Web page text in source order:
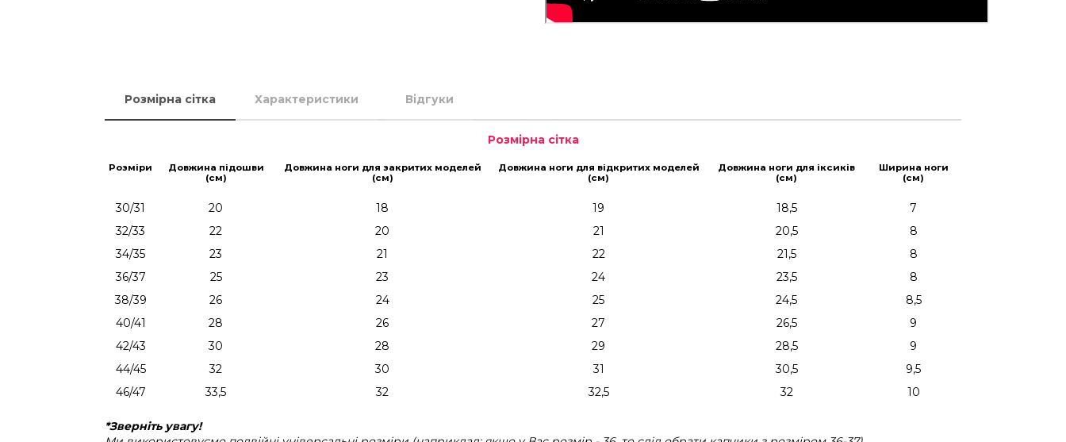
Розмірна сітка Характеристики Відгуки
Розмірна сітка
Розміри
Довжина підошви
(см)
Довжина ноги для закритих моделей
(см)
Довжина ноги для відкритих моделей
(см)
Довжина ноги для іксиків
(см)
Ширина ноги
(см)
30/31 20 18 19 18,5
7
32/33
22 20 21 20,5
8
34/35
23 21 22 21,5
8
36/37
25 23 24 23,5
8
38/39
26 24 25 24,5
8,5
40/41
28 26 27 26,5
9
42/43
30 28 29 28,5
9
44/45
32 30 31 30,5
9,5
46/47
33,5 32 32,5 32 10
*Зверніть увагу!